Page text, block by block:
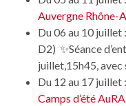
Auvergne Rhône-
Du 06 au 10 juillet :
D2) ✨Séance
juillet,15h45, avec
Du 12 au 17 juillet
Camps d’été